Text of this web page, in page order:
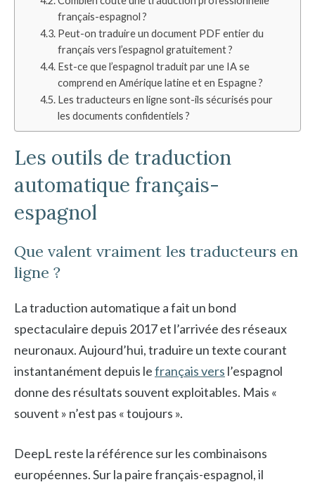
français-espagnol ?
Peut-on traduire un document PDF entier du
français vers l’espagnol gratuitement ?
Est-ce que l’espagnol traduit par une IA se
comprend en Amérique latine et en Espagne ?
Les traducteurs en ligne sont-ils sécurisés pour
les documents confidentiels ?
Les outils de traduction
automatique français-
espagnol
Que valent vraiment les traducteurs en
ligne ?
La traduction automatique a fait un bond
spectaculaire depuis 2017 et l’arrivée des réseaux
neuronaux. Aujourd’hui, traduire un texte courant
instantanément depuis lefrançais vers l’espagnol
donne des résultats souvent exploitables. Mais «
souvent » n’est pas « toujours ».
DeepL reste la référence sur les combinaisons
européennes. Sur la paire français-espagnol, il